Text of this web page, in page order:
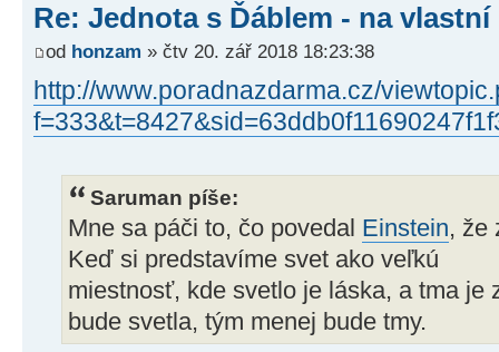
Re: Jednota s Ďáblem - na
od honzam » čtv 20. zář 2018 18:23:38
http://www.poradnazdarma.cz/
Saruman píše:
Mne sa páči to, čo povedal Einstein, že
Keď si predstavíme svet ako veľkú
miestnosť, kde svetlo je láska, a tma je
bude svetla, tým menej bude tmy.